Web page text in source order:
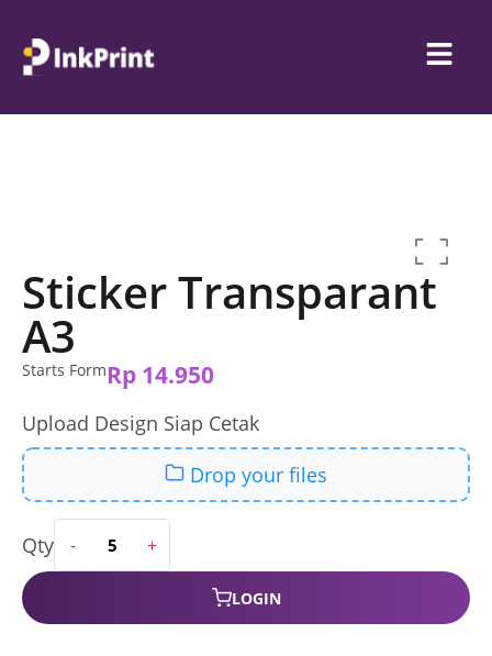
Sticker Transparant
A3
Starts FormRp 14.950
LOGIN